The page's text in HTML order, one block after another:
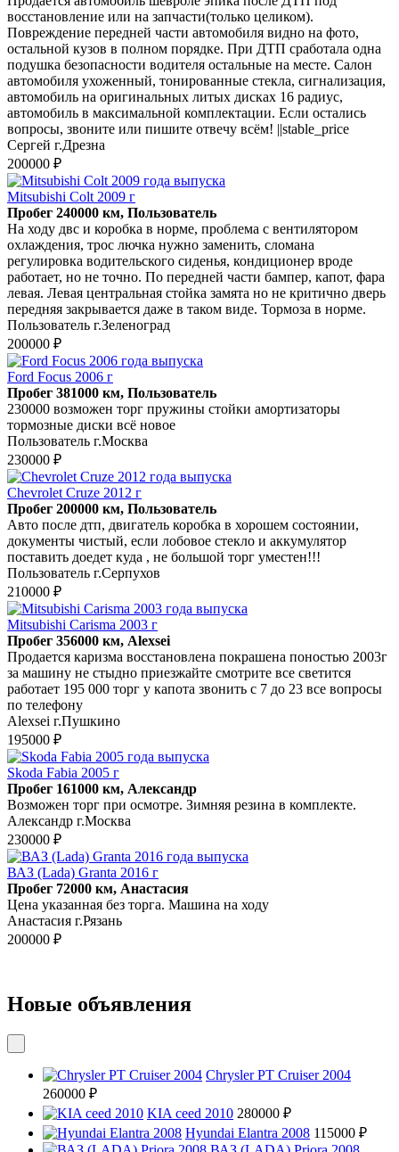
восстановление или на запчасти(только целиком).
Повреждение передней части автомобиля видно на фото,
остальной кузов в полном порядке. При ДТП сработала одна
подушка безопасности водителя остальные на месте. Салон
автомобиля ухоженный, тонированные стекла, сигнализация,
автомобиль на оригинальных литых дисках 16 радиус,
автомобиль в максимальной комплектации. Если остались
вопросы, звоните или пишите отвечу всём! ||stable_price
Сергей г.Дрезна
200000 ₽
Mitsubishi Colt 2009 г
Пробег 240000 км, Пользователь
На ходу двс и коробка в норме, проблема с вентилятором
охлаждения, трос лючка нужно заменить, сломана
регулировка водительского сиденья, кондиционер вроде
работает, но не точно. По передней части бампер, капот, фара
левая. Левая центральная стойка замята но не критично дверь
передняя закрывается даже в таком виде. Тормоза в норме.
Пользователь г.Зеленоград
200000 ₽
Ford Focus 2006 г
Пробег 381000 км, Пользователь
230000 возможен торг пружины стойки амортизаторы
тормозные диски всё новое
Пользователь г.Москва
230000 ₽
Chevrolet Cruze 2012 г
Пробег 200000 км, Пользователь
Авто после дтп, двигатель коробка в хорошем состоянии,
документы чистый, если лобовое стекло и аккумулятор
поставить доедет куда , не большой торг уместен!!!
Пользователь г.Серпухов
210000 ₽
Mitsubishi Carisma 2003 г
Пробег 356000 км, Alexsei
Продается каризма восстановлена покрашена поностью 2003г
за машину не стыдно приезжайте смотрите все светится
работает 195 000 торг у капота звонить с 7 до 23 все вопросы
по телефону
Alexsei г.Пушкино
195000 ₽
Skoda Fabia 2005 г
Пробег 161000 км, Александр
Возможен торг при осмотре. Зимняя резина в комплекте.
Александр г.Москва
230000 ₽
ВАЗ (Lada) Granta 2016 г
Пробег 72000 км, Анастасия
Цена указанная без торга. Машина на ходу
Анастасия г.Рязань
200000 ₽
Новые объявления
Chrysler PT Cruiser 2004
260000 ₽
KIA ceed 2010 280000 ₽
Hyundai Elantra 2008 115000 ₽